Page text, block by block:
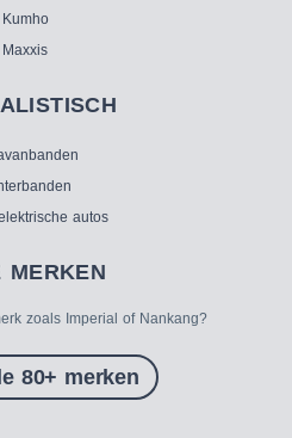
Kumho
Maxxis
autos
MERKEN
zoals Imperial of Nankang?
80+ merken